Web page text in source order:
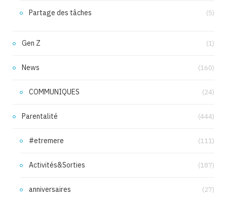
Partage des tâches (5)
Gen Z (1)
News (160)
COMMUNIQUES (24)
Parentalité (444)
#etremere (111)
Activités&Sorties (187)
anniversaires (27)